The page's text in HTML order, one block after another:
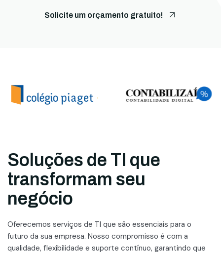
Solicite um orçamento gratuito!
Soluções de TI que
transformam seu
negócio
Oferecemos serviços de TI que são essenciais para o
futuro da sua empresa. Nosso compromisso é com a
qualidade, flexibilidade e suporte contínuo, garantindo que